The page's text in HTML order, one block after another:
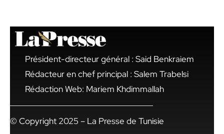
Président-directeur général : Said Benkraiem
Rédacteur en chef principal : Salem Trabelsi
Rédaction Web: Mariem Khdimmallah
© Copyright 2025 – La Presse de Tunisie